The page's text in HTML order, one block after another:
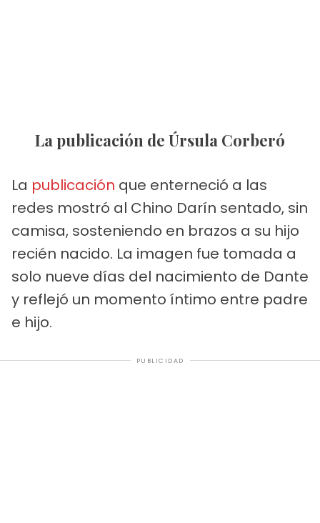
La publicación de Úrsula Corberó
La publicación que enterneció a las
redes mostró al Chino Darín sentado, sin
camisa, sosteniendo en brazos a su hijo
recién nacido. La imagen fue tomada a
solo nueve días del nacimiento de Dante
y reflejó un momento íntimo entre padre
e hijo.
PUBLICIDAD